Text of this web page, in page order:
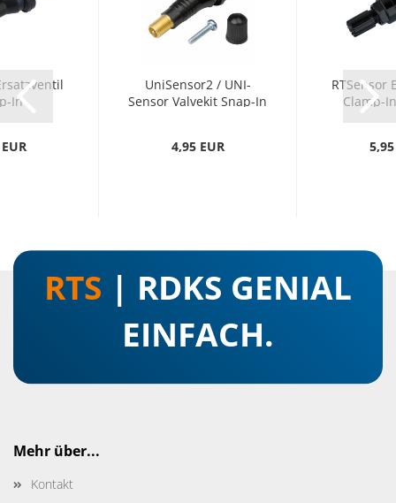
In
UniSensor2 / UNI-
Sensor Valvekit Snap-In
4,95 EUR
RTSensor
Clamp-
RTS | RDKS GENIAL
EINFACH.
Mehr über...
Kontakt